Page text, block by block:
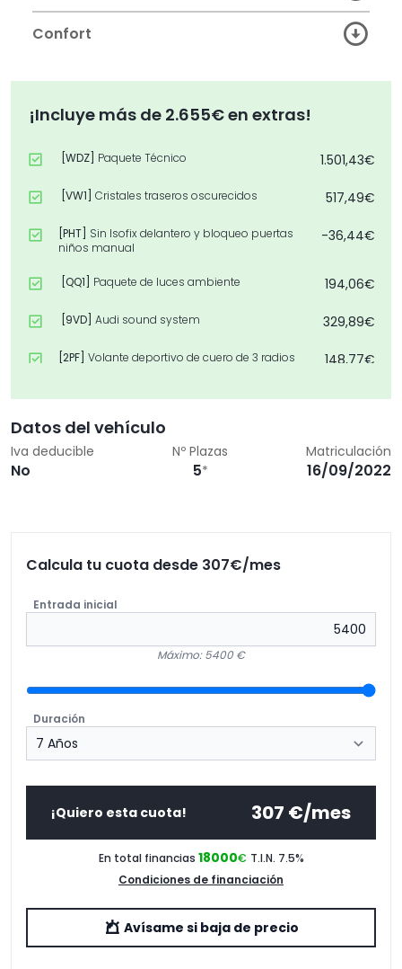
Confort
¡Incluye más de 2.655€ en extras!
[WDZ] Paquete Técnico 1.501,43€
[VW1] Cristales traseros oscurecidos 517,49€
[PHT] Sin Isofix delantero y bloqueo puertas
niños manual
-36,44€
[QQ1] Paquete de luces ambiente 194,06€
[9VD] Audi sound system 329,89€
[2PF] Volante deportivo de cuero de 3 radios
148,77€
Datos del vehículo
Iva deducible
No
Nº Plazas
5*
Matriculación
16/09/2022
Calcula tu cuota desde 307€/mes
Entrada inicial
Máximo: 5400 €
Duración
¡Quiero esta cuota! 307 €/mes
En total financias 18000€ T.I.N. 7.5%
Condiciones de financiación
Avísame si baja de precio